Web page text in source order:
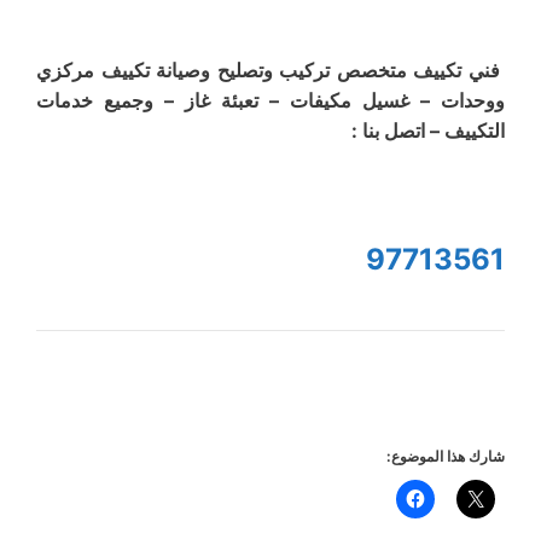
فني تكييف متخصص تركيب وتصليح وصيانة تكييف مركزي
ووحدات – غسيل مكيفات – تعبئة غاز – وجميع خدمات
التكييف – اتصل بنا :
97713561
شارك هذا الموضوع: